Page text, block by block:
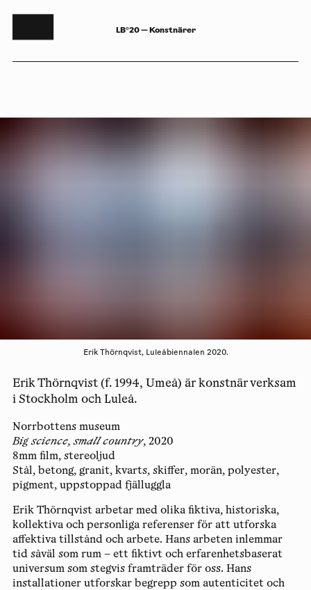
LB°20 — Konstnärer
Erik Thörnqvist, Luleåbiennalen 2020.
Erik Thörnqvist (f. 1994, Umeå) är konstnär verksam
i Stockholm och Luleå.
Norrbottens museum
Big science, small country, 2020
8mm film, stereoljud
Stål, betong, granit, kvarts, skiffer, morän, polyester,
pigment, uppstoppad fjälluggla
Erik Thörnqvist arbetar med olika fiktiva, historiska,
kollektiva och personliga referenser för att utforska
affektiva tillstånd och arbete. Hans arbeten inlemmar
tid såväl som rum – ett fiktivt och erfarenhetsbaserat
universum som stegvis framträder för oss. Hans
installationer utforskar begrepp som autenticitet och